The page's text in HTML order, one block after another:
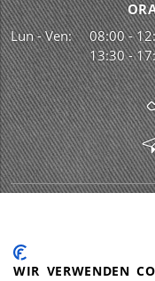
Lun - Ven:
08:00 -
13:30 -
LEGAL
WIR VERWENDEN